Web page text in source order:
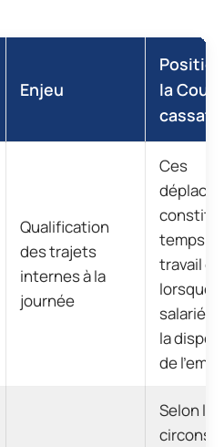
Enjeu
la Cour
Qualification
des trajets
internes à la
journée
Ces
temps
travail
lorsque
salarié
la
de
Selon les